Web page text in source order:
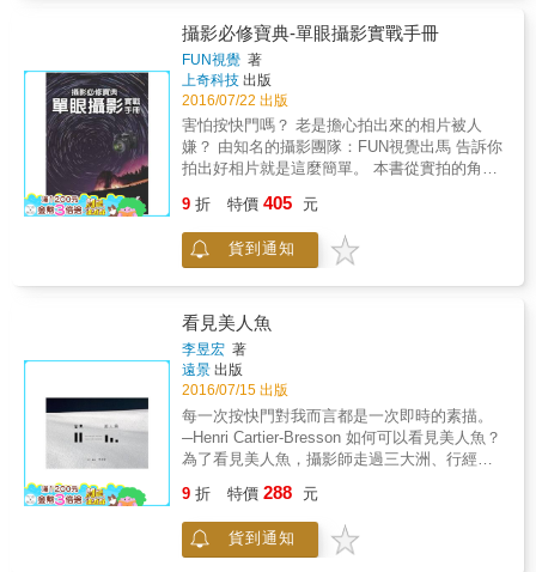
計的主旨在於讓讀者\瞭解每個場景的細微差異
（光線、主角、環境等等），都需要用到不同
的後製才能達成書中成品的風貌。你學到的不
僅是RC使用的不同色調對應設定，還會學到要
完成每一幅影像作品，在Photoshop中採取的最
後步驟。之後，你再以RC使用的相同RAW檔案
來重新打造屬於自己的新風貌。此外，你還可
以獲得四個特典影像，讓你好好的玩一玩，並
做出自己的風格。而這一切最終只為讓你實實
渴望的影像。
攝影必修寶典-單眼攝影實戰手冊
FUN視覺 著
上奇科技 出版
2016/07/22 出版
害怕按快門嗎？ 老是擔心拍出來的相片被人
嫌？ 由知名的攝影團隊：FUN視覺出馬 告訴你
拍出好相片就是這麼簡單。 本書從實拍的角度
到的問題、注意事項以及拍攝技巧進行了詳細
講解，供讀者在拍攝時參考，是學習攝影實拍
技巧的必備書籍。 本書共分為9章，配合精美
景、瀑布、雪景、雲彩、樹木、葉子、梯田、
草原、日出日落、花卉、微距、寵物、野生動
物、鳥類、建築、夜景、靜物等常見的20餘個
拍攝題材進行了全面和深入的剖析，總結出
258 個常見且實用的拍攝技巧。讀者通過本書
的學習，可快速提升自身的攝影水準，並通過
不斷的練習，將這些技巧牢記於心，在今後的
拍攝過程中靈活運用，創作出高水準的攝影作
品。 全書語言簡潔，圖示豐富、精美，即使是
書在較短的時間內掌握攝影技能，拍攝出令人
滿意的攝影作品。 本書特點 以20多種主題分門
9 折 特價 405 元
貨到通知
看見美人魚
李昱宏 著
遠景 出版
2016/07/15 出版
每一次按快門對我而言都是一次即時的素描。
─Henri Cartier-Bresson 如何可以看見美人魚？
為了看見美人魚，攝影師走過三大洲、行經無
也不動，時間卻開始綿延， 流動著一則故事、
一段回憶、一些情緒、一段關係&hellip;&hellip;
那一個瞬間，就是我的決定性瞬間。 身為攝影
9 折 特價 288 元
貨到通知